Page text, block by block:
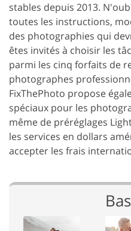
stables depuis 2013.
toutes les instructions,
des photographies qui
êtes invités à choisir les
parmi les cinq forfaits de
photographes
FixThePhoto propose
spéciaux pour les
même de préréglages
les services en dollars
accepter les frais